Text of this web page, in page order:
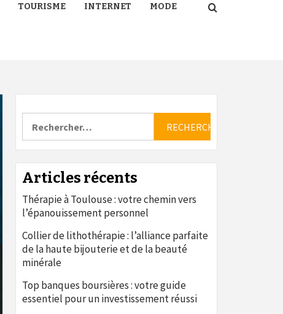
TOURISME INTERNET MODE
Articles récents
Thérapie à Toulouse : votre chemin vers
l’épanouissement personnel
Collier de lithothérapie : l’alliance parfaite
de la haute bijouterie et de la beauté
minérale
Top banques boursières : votre guide
essentiel pour un investissement réussi